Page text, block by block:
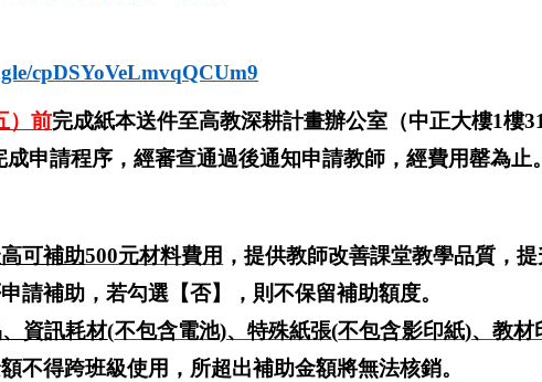
cpDSYoVeLmvqQCUm9
）前完成紙本送件至高教深耕計畫辦公室（中正大樓1樓
申請程序，經審查通過後通知申請教師，經費用罄為止。
可補助500元材料費用 ，提供教師改善課堂教學品質，
請補助，若勾選【否】，則不保留補助額度。
資訊耗材(不包含電池)、特殊紙張(不包含影印紙)、教材
不得跨班級使用，所超出補助金額將無法核銷。